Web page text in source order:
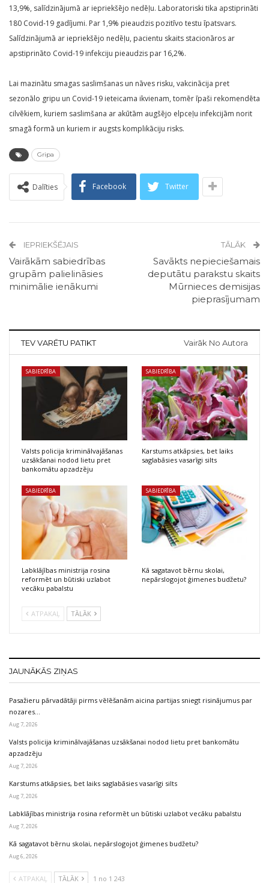
13,9%, salīdzinājumā ar iepriekšējo nedēļu. Laboratoriski tika apstiprināti
180 Covid-19 gadījumi. Par 1,9% pieaudzis pozitīvo testu īpatsvars.
Salīdzinājumā ar iepriekšējo nedēļu, pacientu skaits stacionāros ar
apstiprināto Covid-19 infekciju pieaudzis par 16,2%.
Lai mazinātu smagas saslimšanas un nāves risku, vakcinācija pret
sezonālo gripu un Covid-19 ieteicama ikvienam, tomēr īpaši rekomendēta
cilvēkiem, kuriem saslimšana ar akūtām augšējo elpceļu infekcijām norit
smagā formā un kuriem ir augsts komplikāciju risks.
Gripa
Dalīties Facebook Twitter
IEPRIEKŠĒJAIS
Vairākām sabiedrības
grupām palielināsies
minimālie ienākumi
TĀLĀK
Savākts nepieciešamais
deputātu parakstu skaits
Mūrnieces demisijas
pieprasījumam
TEV VARĒTU PATIKT Vairāk No Autora
SABIEDRĪBA
Valsts policija kriminālvajāšanas
uzsākšanai nodod lietu pret
bankomātu apzadzēju
SABIEDRĪBA
Karstums atkāpsies, bet laiks
saglabāsies vasarīgi silts
SABIEDRĪBA
Labklājības ministrija rosina
reformēt un būtiski uzlabot
vecāku pabalstu
SABIEDRĪBA
Kā sagatavot bērnu skolai,
nepārslogojot ģimenes budžetu?
ATPAKAĻ TĀLĀK
JAUNĀKĀS ZIŅAS
Pasažieru pārvadātāji pirms vēlēšanām aicina partijas sniegt risinājumus par
nozares…
Aug 7, 2026
Valsts policija kriminālvajāšanas uzsākšanai nodod lietu pret bankomātu
apzadzēju
Aug 7, 2026
Karstums atkāpsies, bet laiks saglabāsies vasarīgi silts
Aug 7, 2026
Labklājības ministrija rosina reformēt un būtiski uzlabot vecāku pabalstu
Aug 7, 2026
Kā sagatavot bērnu skolai, nepārslogojot ģimenes budžetu?
Aug 6, 2026
ATPAKAĻ TĀLĀK 1 no 1 243